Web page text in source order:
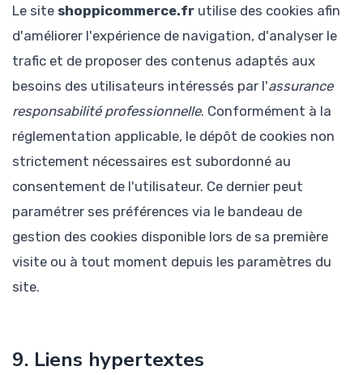
Le site shoppicommerce.fr utilise des cookies afin
d'améliorer l'expérience de navigation, d'analyser le
trafic et de proposer des contenus adaptés aux
besoins des utilisateurs intéressés par l'assurance
responsabilité professionnelle. Conformément à la
réglementation applicable, le dépôt de cookies non
strictement nécessaires est subordonné au
consentement de l'utilisateur. Ce dernier peut
paramétrer ses préférences via le bandeau de
gestion des cookies disponible lors de sa première
visite ou à tout moment depuis les paramètres du
site.
9. Liens hypertextes